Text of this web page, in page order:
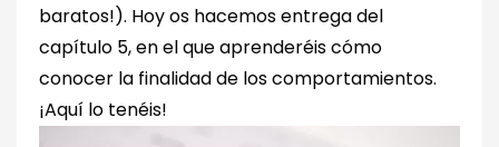
baratos!). Hoy os hacemos entrega del
capítulo 5, en el que aprenderéis cómo
conocer la finalidad de los comportamientos.
¡Aquí lo tenéis!